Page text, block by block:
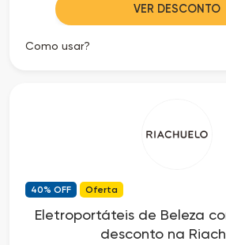
VER DESCONTO
Como usar?
40% OFF Oferta
Eletroportáteis de Beleza
desconto na